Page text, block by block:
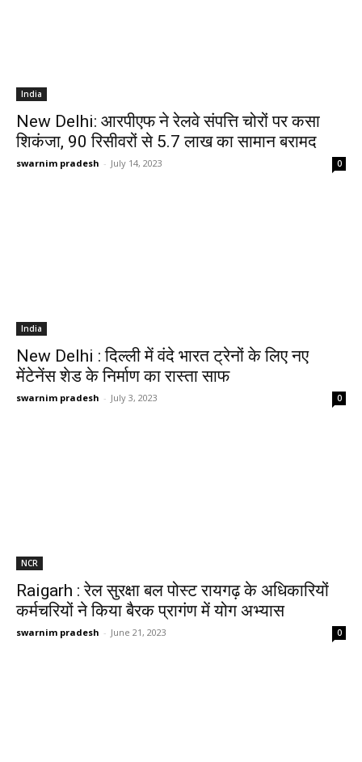
India
New Delhi: आरपीएफ ने रेलवे संपत्ति चोरों पर कसा
शिकंजा, 90 रिसीवरों से 5.7 लाख का सामान बरामद
swarnim pradesh - July 14, 2023 0
India
New Delhi : दिल्ली में वंदे भारत ट्रेनों के लिए नए
मेंटेनेंस शेड के निर्माण का रास्ता साफ
swarnim pradesh - July 3, 2023 0
NCR
Raigarh : रेल सुरक्षा बल पोस्ट रायगढ़ के अधिकारियों
कर्मचरियों ने किया बैरक प्रागंण में योग अभ्यास
swarnim pradesh - June 21, 2023 0